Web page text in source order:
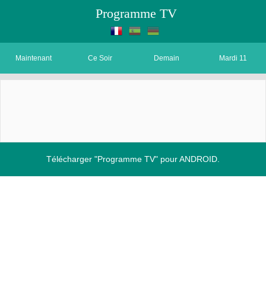
Programme TV
Maintenant Ce Soir Demain Mardi 11
Télécharger "Programme TV" pour ANDROID.